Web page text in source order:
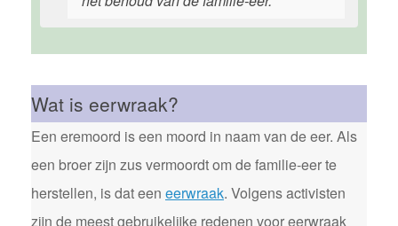
Wat is eerwraak?
Een eremoord is een moord in naam van de eer. Als
een broer zijn zus vermoordt om de familie-eer te
herstellen, is dat een eerwraak. Volgens activisten
zijn de meest gebruikelijke redenen voor eerwraak